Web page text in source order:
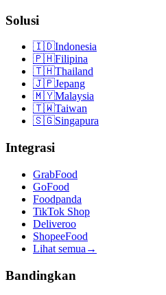
Solusi
🇮🇩Indonesia
🇵🇭Filipina
🇹🇭Thailand
🇯🇵Jepang
🇲🇾Malaysia
🇹🇼Taiwan
🇸🇬Singapura
Integrasi
GrabFood
GoFood
Foodpanda
TikTok Shop
Deliveroo
ShopeeFood
Lihat semua →
Bandingkan